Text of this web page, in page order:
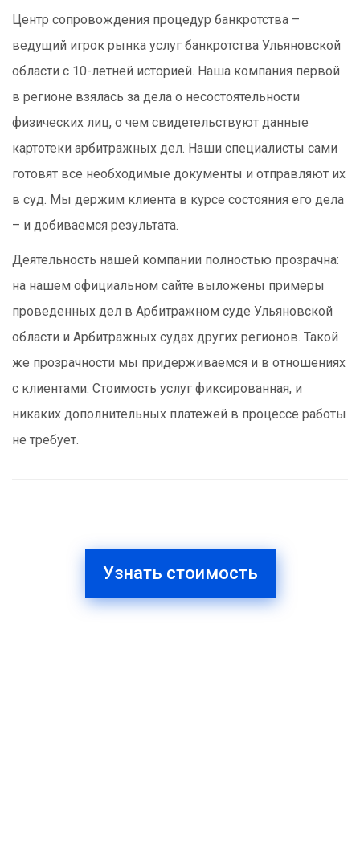
Центр сопровождения процедур банкротства –
ведущий игрок рынка услуг банкротства Ульяновской
области с 10-летней историей. Наша компания первой
в регионе взялась за дела о несостоятельности
физических лиц, о чем свидетельствуют данные
картотеки арбитражных дел. Наши специалисты сами
готовят все необходимые документы и отправляют их
в суд. Мы держим клиента в курсе состояния его дела
– и добиваемся результата.
Деятельность нашей компании полностью прозрачна:
на нашем официальном сайте выложены примеры
проведенных дел в Арбитражном суде Ульяновской
области и Арбитражных судах других регионов. Такой
же прозрачности мы придерживаемся и в отношениях
с клиентами. Стоимость услуг фиксированная, и
никаких дополнительных платежей в процессе работы
не требует.
Узнать стоимость